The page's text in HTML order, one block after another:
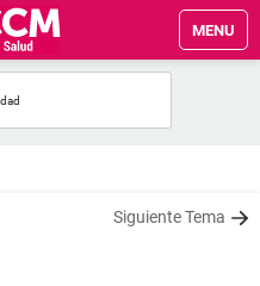
MENU
Siguiente Tema